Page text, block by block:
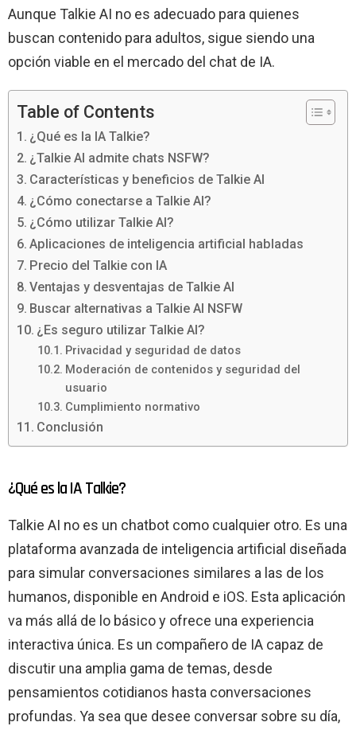
Aunque Talkie AI no es adecuado para quienes
buscan contenido para adultos, sigue siendo una
opción viable en el mercado del chat de IA.
Table of Contents
¿Qué es la IA Talkie?
¿Talkie AI admite chats NSFW?
Características y beneficios de Talkie AI
¿Cómo conectarse a Talkie AI?
¿Cómo utilizar Talkie AI?
Aplicaciones de inteligencia artificial habladas
Precio del Talkie con IA
Ventajas y desventajas de Talkie AI
Buscar alternativas a Talkie AI NSFW
¿Es seguro utilizar Talkie AI?
Privacidad y seguridad de datos
Moderación de contenidos y seguridad del
usuario
Cumplimiento normativo
Conclusión
¿Qué es la IA Talkie?
Talkie AI no es un chatbot como cualquier otro. Es una
plataforma avanzada de inteligencia artificial diseñada
para simular conversaciones similares a las de los
humanos, disponible en Android e iOS. Esta aplicación
va más allá de lo básico y ofrece una experiencia
interactiva única. Es un compañero de IA capaz de
discutir una amplia gama de temas, desde
pensamientos cotidianos hasta conversaciones
profundas. Ya sea que desee conversar sobre su día,